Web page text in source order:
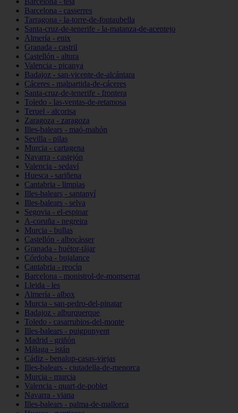
Barcelona - casserres
Tarragona - la-torre-de-fontaubella
Santa-cruz-de-tenerife - la-matanza-de-acentejo
Almería - enix
Granada - castril
Castellón - altura
Valencia - picanya
Badajoz - san-vicente-de-alcántara
Cáceres - malpartida-de-cáceres
Santa-cruz-de-tenerife - frontera
Toledo - las-ventas-de-retamosa
Teruel - alcorisa
Zaragoza - zaragoza
Illes-balears - maó-mahón
Sevilla - pilas
Murcia - cartagena
Navarra - castejón
Valencia - sedaví
Huesca - sariñena
Cantabria - limpias
Illes-balears - santanyí
Illes-balears - selva
Segovia - el-espinar
A-coruña - negreira
Murcia - bullas
Castellón - albocàsser
Granada - huétor-tájar
Córdoba - bujalance
Cantabria - reocín
Barcelona - monistrol-de-montserrat
Lleida - les
Almería - albox
Murcia - san-pedro-del-pinatar
Badajoz - alburquerque
Toledo - casarrubios-del-monte
Illes-balears - puigpunyent
Madrid - griñón
Málaga - istán
Cádiz - benalup-casas-viejas
Illes-balears - ciutadella-de-menorca
Murcia - murcia
Valencia - quart-de-poblet
Navarra - viana
Illes-balears - palma-de-mallorca